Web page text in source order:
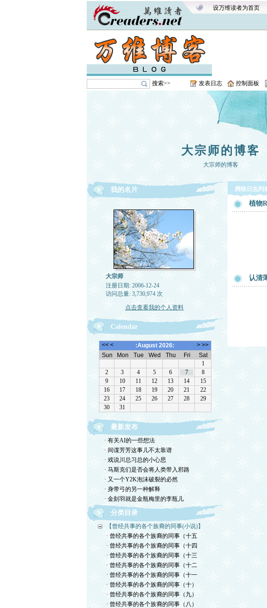
设万维读者为首页
搜索>> 发表日志 控制面板
大宗师的博客
大宗师的博客
我的名片
大宗师
注册日期: 2006-12-24
访问总量: 3,730,974 次
点击查看我的个人资料
Calendar
最新发布
· 有关AI的一些想法
· 间谍芳芳这事儿不太靠谱
· 戏说川总习总的小心思
· 马斯克们是否会将人类带入邪路
· 又一个Y2K泡沫破裂的必然
· 身带弓的另一种解释
· 金刻羽就是金瓶梅里的李瓶儿
分类目录
【曾经共事的各个族裔的同事(小说)】
· 曾经共事的各个族裔的同事（十五
· 曾经共事的各个族裔的同事（十四
· 曾经共事的各个族裔的同事（十三
· 曾经共事的各个族裔的同事（十二
· 曾经共事的各个族裔的同事（十一
· 曾经共事的各个族裔的同事（十）
· 曾经共事的各个族裔的同事（九）
· 曾经共事的各个族裔的同事（八）
网络日志列
植物
认清